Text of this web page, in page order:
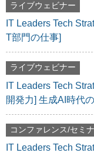
ライブウェビナー
IT Leaders Tech
T部門の仕事]
ライブウェビナー
IT Leaders Tech
開発力] 生成AI時代
コンファレンス/セミ
IT Leaders Tech